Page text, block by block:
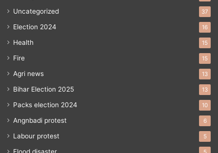
Uncategorized 37
Election 2024 16
Health 15
Fire 15
Agri news 13
Bihar Election 2025 13
Packs election 2024 10
Angnbadi protest 6
Labour protest 5
Flood disaster